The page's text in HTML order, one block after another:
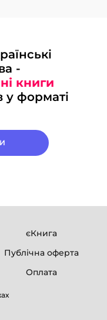
-
книги
у форматі
єКнига
Публічна оферта
Оплата